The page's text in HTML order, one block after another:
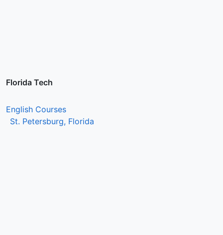
Florida Tech
English Courses
St. Petersburg, Florida